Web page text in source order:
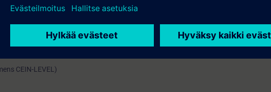
Ein kostenfreier Zugang zur digitalen Lernplattform
–
nach Kursende.
können Sie sowohl die Inhalte dieses Learning Events vertiefen oder
Themen weiterbilden.
CEIN-LEVEL)